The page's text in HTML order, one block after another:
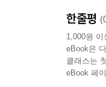
한편 황
세상을
“방직공
대한 여
한줄평
1,000원
eBook은
클래스는
eBook 페